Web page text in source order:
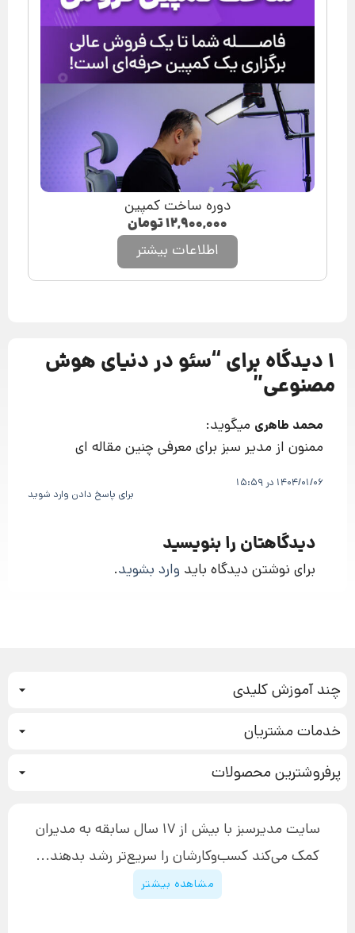
دوره ساخت کمپین
۱۲,۹۰۰,۰۰۰تومان
اطلاعات بیشتر
1 دیدگاه برای “ سئو در دنیای هوش
مصنوعی”
محمد طاهری میگوید:
ممنون از مدیر سبز برای معرفی چنین مقاله ای
1404/01/06 در 15:59
برای پاسخ دادن وارد شوید
دیدگاهتان را بنویسید
برای نوشتن دیدگاه باید وارد بشوید.
چند آموزش کلیدی
بازاریابی عصبی
تبلیغ نویسی
افزایش عملکرد
چگونه کتاب بنویسیم
دوره اینستاگرام
خدمات مشتریان
آموزش دسترسی به دانلود فایل‌ها
پیگیری سفارش
پشتیبانی
قوانین و مقررات سایت
پرفروشترین محصولاتدوره جدید سیستم سازی
سایت مدیرسبز با بیش از 17 سال سابقه به مدیران
کمک می‌کند کسب‌و‌کارشان را سریع‌تر رشد بدهند...
مشاهده بیشتر